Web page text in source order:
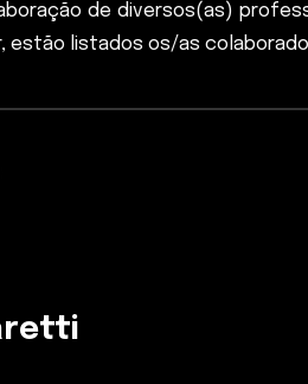
de diversos(as)
estão listados os/as